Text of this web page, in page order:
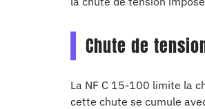
Chute de
La NF C 15-100 limite la
cette chute se cumule